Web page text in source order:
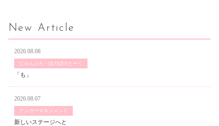
New Article
2026.08.08
じゅんぶろ・ほのぼのとーく
「も」
2026.08.07
アンガーマネジメント
新しいステージへと